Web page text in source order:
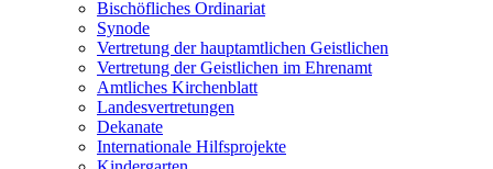
Bischöfliches Ordinariat
Synode
Vertretung der hauptamtlichen Geistlichen
Vertretung der Geistlichen im Ehrenamt
Amtliches Kirchenblatt
Landesvertretungen
Dekanate
Internationale Hilfsprojekte